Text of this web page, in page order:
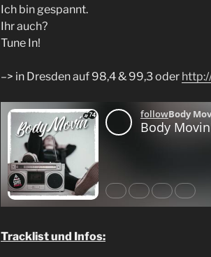
Ich bin gespannt.
Ihr auch?
Tune In!
–> in Dresden auf 98,4 & 99,3 oder
Tracklist und Infos: